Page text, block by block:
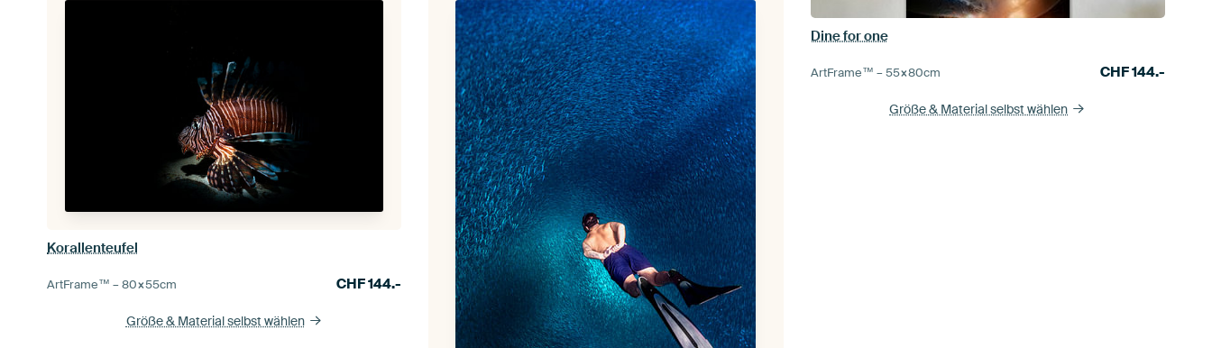
Korallenteufel
ArtFrame™ –80×55cm CHF144.-
Größe & Material selbst wählen
Dine for one
ArtFrame™ –55×80cm CHF144.-
Größe & Material selbst wählen